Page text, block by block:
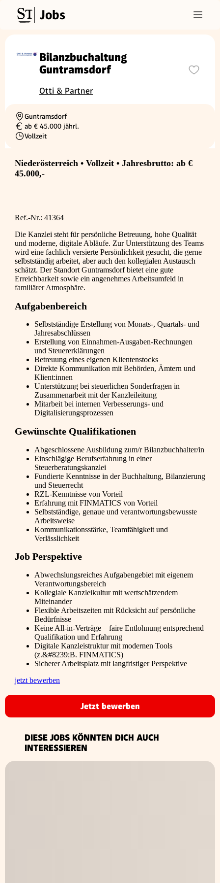
Jobs
Bilanzbuchaltung
Guntramsdorf
Otti & Partner
Ortschaft
Guntramsdorf
Gehalt
ab € 45.000 jährl.
Beschäftigungsart
Vollzeit
Niederösterreich • Vollzeit • Jahresbrutto: ab €
45.000,-
Ref.-Nr.: 41364
Die Kanzlei steht für persönliche Betreuung, hohe Qualität
und moderne, digitale Abläufe. Zur Unterstützung des Teams
wird eine fachlich versierte Persönlichkeit gesucht, die gerne
selbstständig arbeitet, aber auch den kollegialen Austausch
schätzt. Der Standort Guntramsdorf bietet eine gute
Erreichbarkeit sowie ein angenehmes Arbeitsumfeld in
familiärer Atmosphäre.
Aufgabenbereich
Selbstständige Erstellung von Monats-, Quartals- und
Jahresabschlüssen
Erstellung von Einnahmen-Ausgaben-Rechnungen
und Steuererklärungen
Betreuung eines eigenen Klientenstocks
Direkte Kommunikation mit Behörden, Ämtern und
Klient:innen
Unterstützung bei steuerlichen Sonderfragen in
Zusammenarbeit mit der Kanzleileitung
Mitarbeit bei internen Verbesserungs- und
Digitalisierungsprozessen
Gewünschte Qualifikationen
Abgeschlossene Ausbildung zum/r Bilanzbuchhalter/in
Einschlägige Berufserfahrung in einer
Steuerberatungskanzlei
Fundierte Kenntnisse in der Buchhaltung, Bilanzierung
und Steuerrecht
RZL-Kenntnisse von Vorteil
Erfahrung mit FINMATICS von Vorteil
Selbstständige, genaue und verantwortungsbewusste
Arbeitsweise
Kommunikationsstärke, Teamfähigkeit und
Verlässlichkeit
Job Perspektive
Abwechslungsreiches Aufgabengebiet mit eigenem
Verantwortungsbereich
Kollegiale Kanzleikultur mit wertschätzendem
Miteinander
Flexible Arbeitszeiten mit Rücksicht auf persönliche
Bedürfnisse
Keine All-in-Verträge – faire Entlohnung entsprechend
Qualifikation und Erfahrung
Digitale Kanzleistruktur mit modernen Tools
(z.&#8239;B. FINMATICS)
Sicherer Arbeitsplatz mit langfristiger Perspektive
jetzt bewerben
Jetzt bewerben
DIESE JOBS KÖNNTEN DICH AUCH
INTERESSIEREN